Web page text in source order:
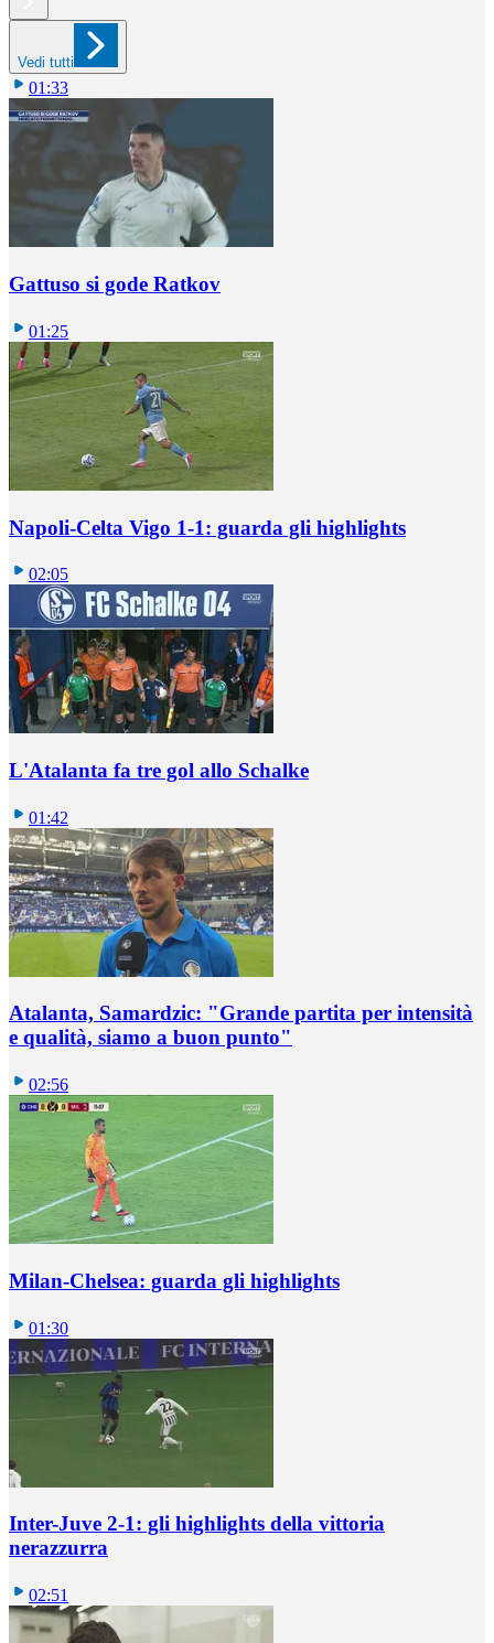
Vedi tutti
01:33
Gattuso si gode Ratkov
01:25
Napoli-Celta Vigo 1-1: guarda gli highlights
02:05
L'Atalanta fa tre gol allo Schalke
01:42
Atalanta, Samardzic: "Grande partita per intensità
e qualità, siamo a buon punto"
02:56
Milan-Chelsea: guarda gli highlights
01:30
Inter-Juve 2-1: gli highlights della vittoria
nerazzurra
02:51